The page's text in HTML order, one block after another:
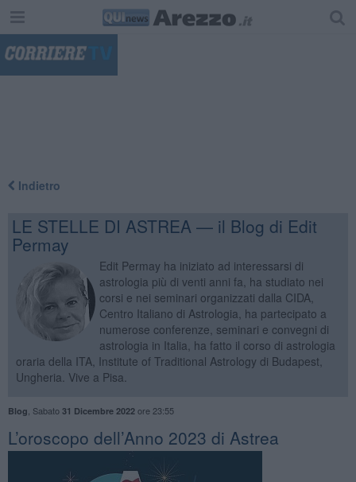
Indietro
LE STELLE DI ASTREA — il Blog di Edit
Permay
Edit Permay ha iniziato ad interessarsi di
astrologia più di venti anni fa, ha studiato nei
corsi e nei seminari organizzati dalla CIDA,
Centro Italiano di Astrologia, ha partecipato a
numerose conferenze, seminari e convegni di
astrologia in Italia, ha fatto il corso di astrologia
oraria della ITA, Institute of Traditional Astrology di Budapest,
Ungheria. Vive a Pisa.
Blog Sabato 31 Dicembre 2022ore 23:55
​L’oroscopo dell’Anno 2023 di Astrea